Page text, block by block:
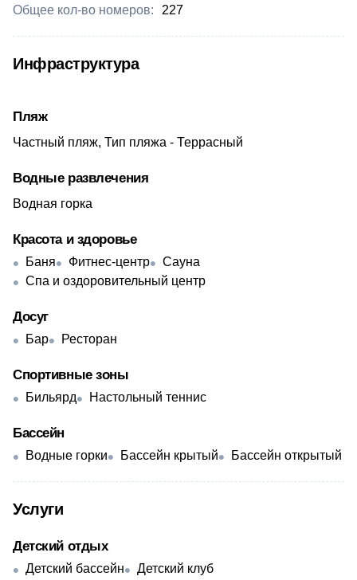
Общее кол-во номеров: 227
Инфраструктура
Пляж
Частный пляж, Тип пляжа - Террасный
Водные развлечения
Водная горка
Красота и здоровье
Баня Фитнес-центр
Сауна
Спа и оздоровительный центр
Досуг
Бар Ресторан
Спортивные зоны
Бильярд Настольный теннис
Бассейн
Водные горки Бассейн крытый Бассейн открытый
Услуги
Детский отдых
Детский бассейн Детский клуб